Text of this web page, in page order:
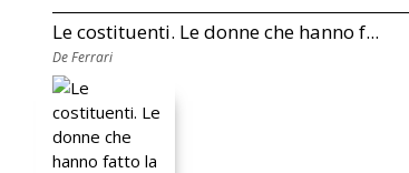
Le costituenti. Le donne che hanno f...
De Ferrari